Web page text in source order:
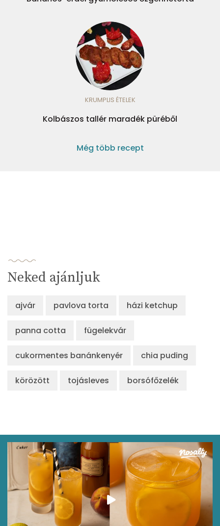
KRUMPLIS ÉTELEK
Kolbászos tallér maradék püréből
Még több recept
Neked ajánljuk
ajvár pavlova torta házi ketchup
panna cotta fügelekvár
cukormentes banánkenyér chia puding
körözött tojásleves borsófőzelék